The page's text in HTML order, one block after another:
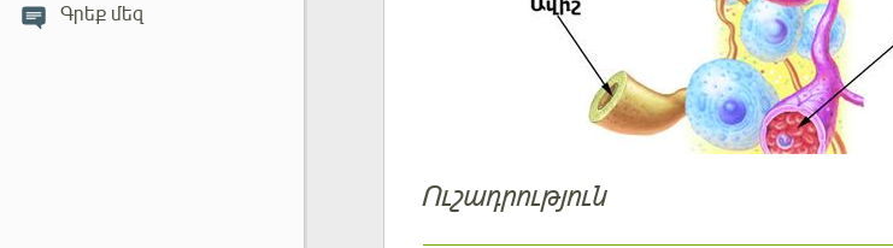
Գրեք մեզ
Ուշադրություն